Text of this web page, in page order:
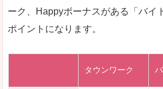
レバテックキャリア
DODAエンジニア IT
ーク、Happyボーナスがある「バイ
ポイントになります。
タウンワーク